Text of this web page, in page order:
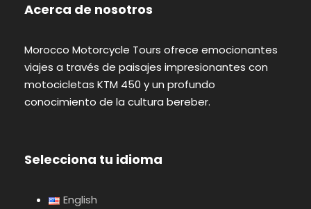
Acerca de nosotros
Morocco Motorcycle Tours ofrece emocionantes
viajes a través de paisajes impresionantes con
motocicletas KTM 450 y un profundo
conocimiento de la cultura bereber.
Selecciona tu idioma
English